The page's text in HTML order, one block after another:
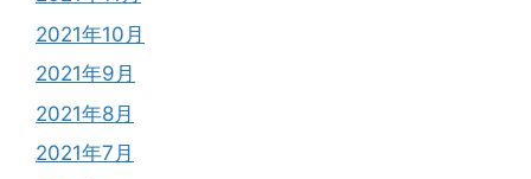
2021年10月
2021年9月
2021年8月
2021年7月